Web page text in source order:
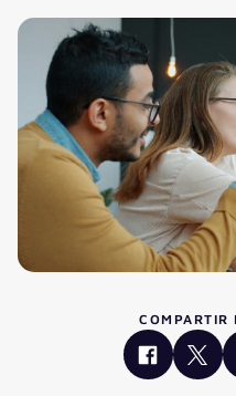
COMPARTIR